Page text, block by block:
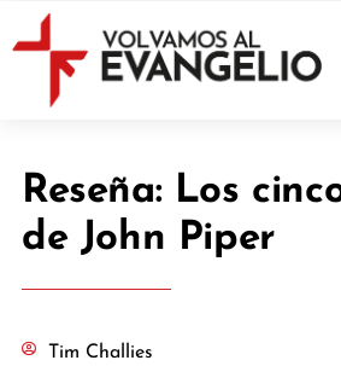
Reseña: Los
de John Piper
Tim Challies